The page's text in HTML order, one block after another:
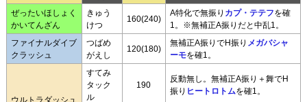
ぜったいほしょく
かいてんざん
きゅう
けつ
160(240)
A特化で無振り カプ・テテフを確
1。※無補正A振りだと中乱1。
ファイナルダイブ
クラッシュ
つばめ
がえし
120(180)
無補正A振りでH振り メガバシャ
ーモを確1。
ウルトラダッシュ
すてみ
タック
ル
190
反動無し。無補正A振り＋舞でH
振り ヒートロトムを確1。